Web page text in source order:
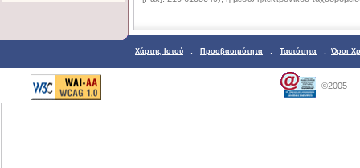
Χάρτης Ιστού : Προσβασιμότητα : Ταυτότητα : Όροι
©2005